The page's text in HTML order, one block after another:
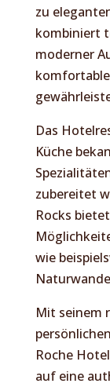
zu
kombiniert
moderner
Das
Küche
zubereitet
Rocks
wie
Mit seinem
Roche
auf eine